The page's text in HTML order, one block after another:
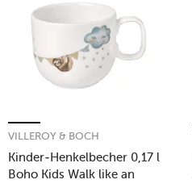
Kinder-Henkelbecher 0,17 l
Boho Kids Walk like an
VILLEROY & BOCH